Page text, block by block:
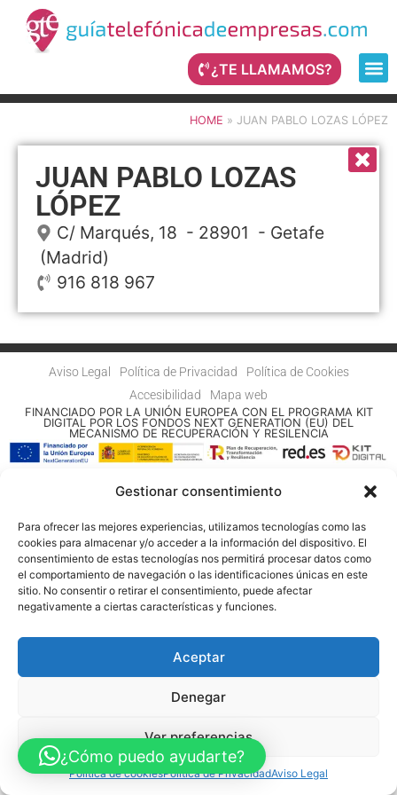
Gestionar consentimiento
Para ofrecer las mejores experiencias, utilizamos tecnologías como las
cookies para almacenar y/o acceder a la información del dispositivo. El
consentimiento de estas tecnologías nos permitirá procesar datos como
el comportamiento de navegación o las identificaciones únicas en este
sitio. No consentir o retirar el consentimiento, puede afectar
negativamente a ciertas características y funciones.
Aceptar
Denegar
Ver preferencias
Política de cookiesPolítica de PrivacidadAviso Legal
¿TE LLAMAMOS?
HOME » JUAN PABLO LOZAS LÓPEZ
JUAN PABLO LOZAS
LÓPEZ
C/ Marqués, 18 - 28901 - Getafe
(Madrid)
916 818 967
Aviso Legal Política de Privacidad
Política de Cookies
Accesibilidad
Mapa web
FINANCIADO POR LA UNIÓN EUROPEA CON EL PROGRAMA KIT
DIGITAL POR LOS FONDOS NEXT GENERATION (EU) DEL
MECANISMO DE RECUPERACIÓN Y RESILENCIA
¿Cómo puedo ayudarte?